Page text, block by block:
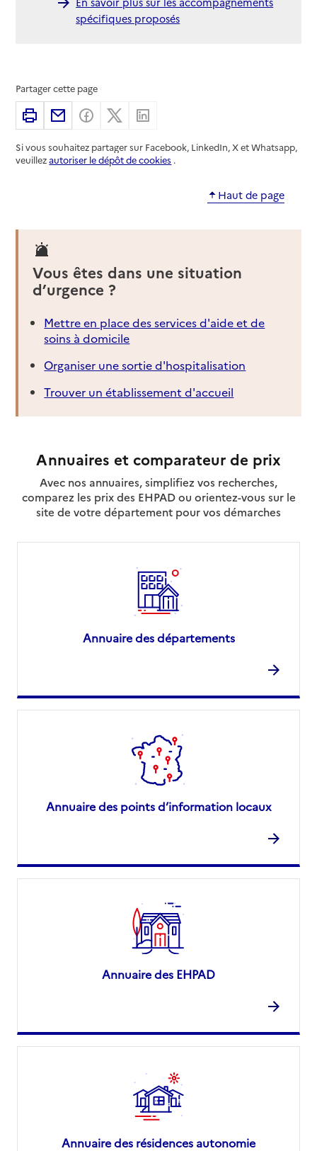
spécifiques proposés
Partager cette page
ImprimerPartager par email
Partager sur Facebook
Partager sur X
Si vous souhaitez partager sur Facebook, LinkedIn, X et Whatsapp,
veuillezautoriser le dépôt de cookies .
Haut de page
Vous êtes dans une situation
d’urgence ?
Mettre en place des services d'aide et de
soins à domicile
Organiser une sortie d'hospitalisation
Trouver un établissement d'accueil
Annuaires et comparateur de prix
Avec nos annuaires, simplifiez vos recherches,
comparez les prix des EHPAD ou orientez-vous sur le
site de votre département pour vos démarches
Annuaire des départements
Annuaire des points d’information locaux
Annuaire des EHPAD
Annuaire des résidences autonomie